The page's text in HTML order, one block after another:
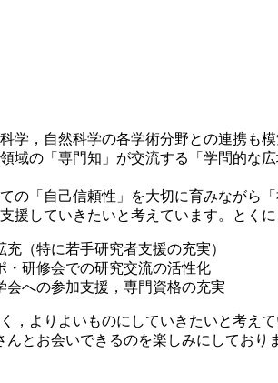
，自然科学の各学術分野との連携も
の「専門知」が交流する「学問的な
「自己信頼性」を大切に育みながら
していきたいと考えています。とく
（特に若手研究者支援の充実）
研修会での研究交流の活性化
への参加支援，専門資格の充実
よりよいものにしていきたいと考え
とお会いできるのを楽しみにしており